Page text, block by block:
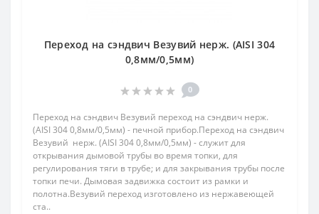
Переход на сэндвич Везувий нерж. (AISI 304
0,8мм/0,5мм)
0
Переход на сэндвич Везувий переход на сэндвич нерж.
(AISI 304 0,8мм/0,5мм) - печной прибор.Переход на сэндвич
Везувий нерж. (AISI 304 0,8мм/0,5мм) - служит для
открывания дымовой трубы во время топки, для
регулирования тяги в трубе; и для закрывания трубы после
топки печи. Дымовая задвижка состоит из рамки и
полотна.Везувий переход изготовлено из нержавеющей
ста..